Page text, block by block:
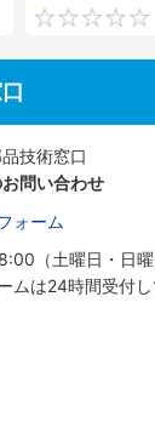
0
技術窓口
問い合わせ
ォーム
（土曜日・日曜
ムは24時間受付し